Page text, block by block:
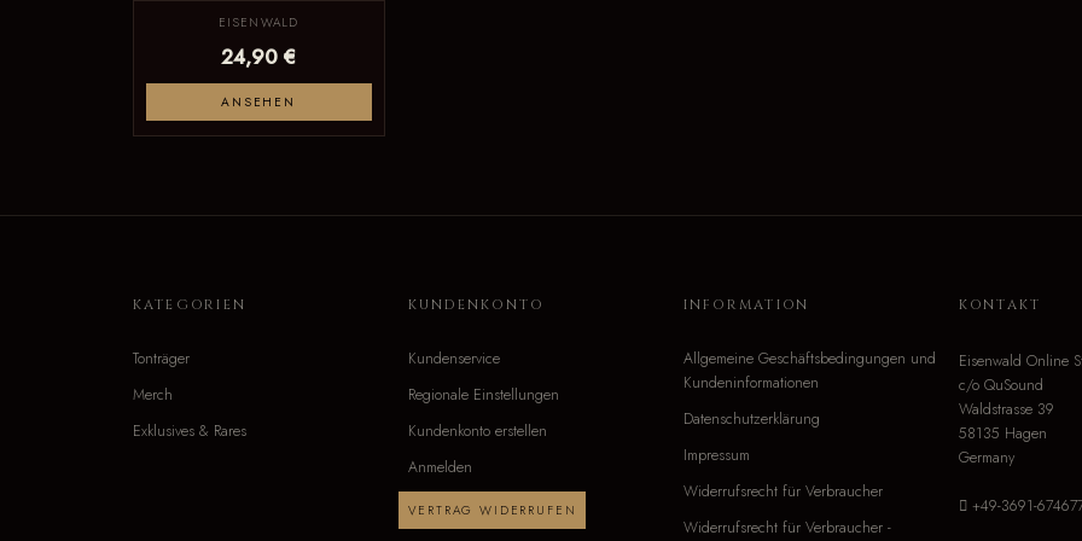
EISENWALD
24,90 €
ANSEHEN
KATEGORIEN
Tonträger
Merch
Exklusives & Rares
KUNDENKONTO
Kundenservice
Regionale Einstellungen
Kundenkonto erstellen
Anmelden
VERTRAG WIDERRUFEN
INFORMATION
Allgemeine Geschäftsbedingungen und
Kundeninformationen
Datenschutzerklärung
Impressum
Widerrufsrecht für Verbraucher
Widerrufsrecht für Verbraucher -
KONTAKT
Eisenwald Online
c/o QuSound
Waldstrasse 39
58135 Hagen
Germany
+49-3691-